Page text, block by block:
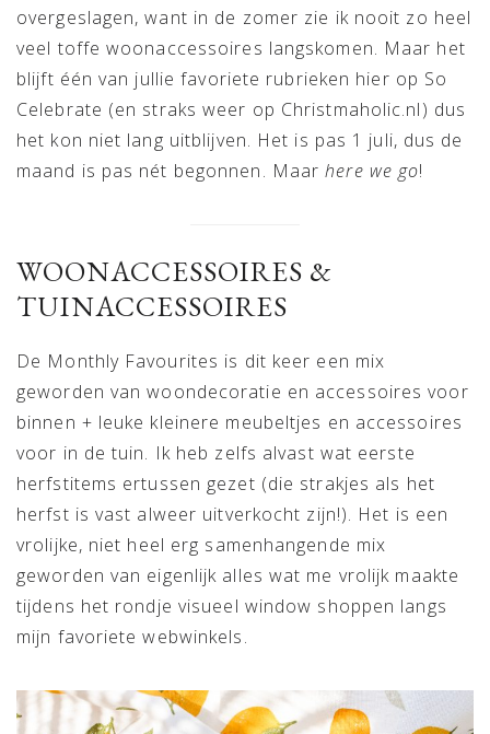
overgeslagen, want in de zomer zie ik nooit zo heel
veel toffe woonaccessoires langskomen. Maar het
blijft één van jullie favoriete rubrieken hier op So
Celebrate (en straks weer op Christmaholic.nl) dus
het kon niet lang uitblijven. Het is pas 1 juli, dus de
maand is pas nét begonnen. Maarhere we go!
WOONACCESSOIRES &
TUINACCESSOIRES
De Monthly Favourites is dit keer een mix
geworden van woondecoratie en accessoires voor
binnen + leuke kleinere meubeltjes en accessoires
voor in de tuin. Ik heb zelfs alvast wat eerste
herfstitems ertussen gezet (die strakjes als het
herfst is vast alweer uitverkocht zijn!). Het is een
vrolijke, niet heel erg samenhangende mix
geworden van eigenlijk alles wat me vrolijk maakte
tijdens het rondje visueel window shoppen langs
mijn favoriete webwinkels.